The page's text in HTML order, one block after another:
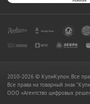
2010-2026 © КупиКупон. Все
Все права на товарный знак
OOO «Агентство цифровых